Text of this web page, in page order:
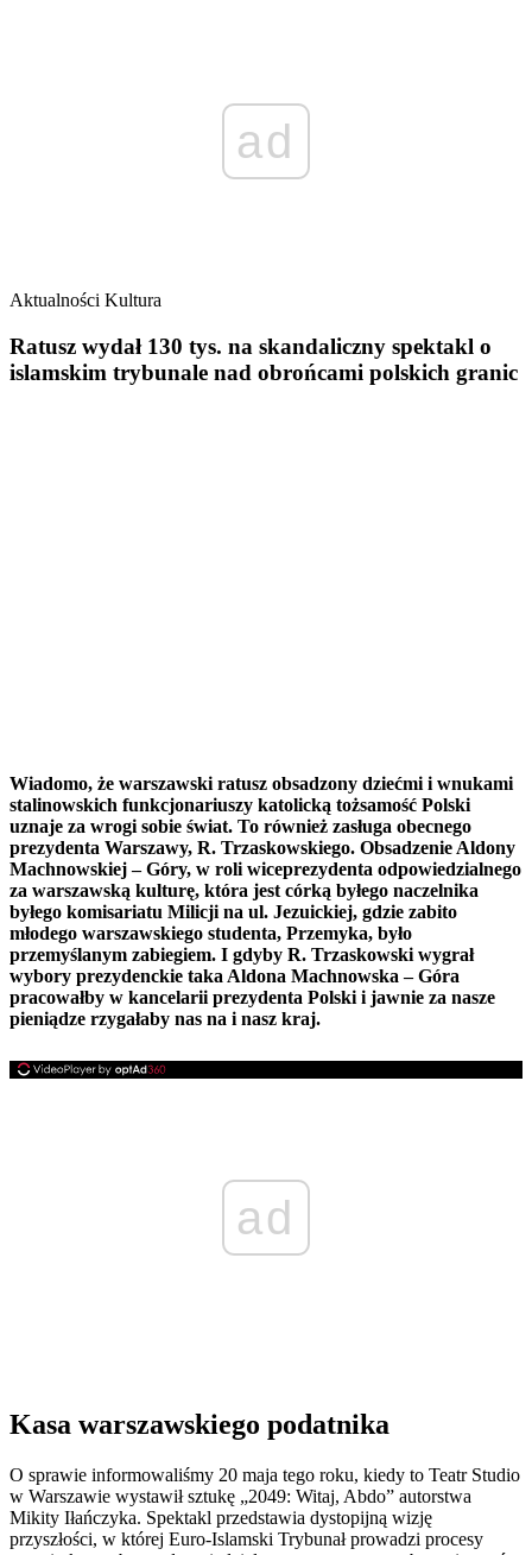
ad
Aktualności Kultura
Ratusz wydał 130 tys. na skandaliczny spektakl o
islamskim trybunale nad obrońcami polskich granic
Wiadomo, że warszawski ratusz obsadzony dziećmi i wnukami
stalinowskich funkcjonariuszy katolicką tożsamość Polski
uznaje za wrogi sobie świat. To również zasługa obecnego
prezydenta Warszawy, R. Trzaskowskiego. Obsadzenie Aldony
Machnowskiej – Góry, w roli wiceprezydenta odpowiedzialnego
za warszawską kulturę, która jest córką byłego naczelnika
byłego komisariatu Milicji na ul. Jezuickiej, gdzie zabito
młodego warszawskiego studenta, Przemyka, było
przemyślanym zabiegiem. I gdyby R. Trzaskowski wygrał
wybory prezydenckie taka Aldona Machnowska – Góra
pracowałby w kancelarii prezydenta Polski i jawnie za nasze
pieniądze rzygałaby nas na i nasz kraj.
ad
Kasa warszawskiego podatnika
O sprawie informowaliśmy 20 maja tego roku, kiedy to Teatr Studio
w Warszawie wystawił sztukę „2049: Witaj, Abdo” autorstwa
Mikity Iłańczyka. Spektakl przedstawia dystopijną wizję
przyszłości, w której Euro-Islamski Trybunał prowadzi procesy